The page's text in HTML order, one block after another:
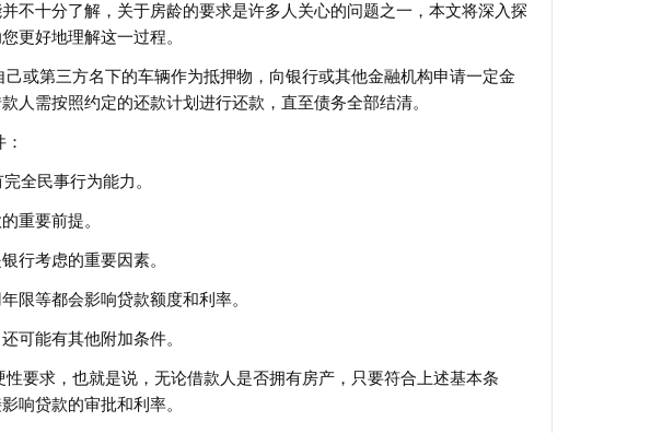
不十分了解，关于房龄的要求是许多人关心的问题之一，本文将深入探
更好地理解这一过程。
或第三方名下的车辆作为抵押物，向银行或其他金融机构申请一定金
人需按照约定的还款计划进行还款，直至债务全部结清。
全民事行为能力。
重要前提。
行考虑的重要因素。
限等都会影响贷款额度和利率。
可能有其他附加条件。
要求，也就是说，无论借款人是否拥有房产，只要符合上述基本条
响贷款的审批和利率。